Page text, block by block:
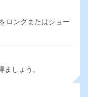
ロングまたはショー
ましょう。